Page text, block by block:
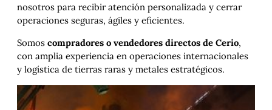
nosotros para recibir atención personalizada y cerrar
operaciones seguras, ágiles y eficientes.
Somos compradores o vendedores directos de Cerio,
con amplia experiencia en operaciones internacionales
y logística de tierras raras y metales estratégicos.